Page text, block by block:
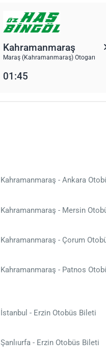
Kahramanmaraş
Maraş (Kahramanmaraş) Otogarı
01:45
İstanbul - Erzin Otobüs Bileti
Şanlıurfa - Erzin Otobüs Bileti